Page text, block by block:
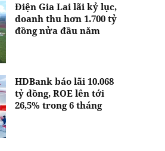
Điện Gia Lai lãi kỷ lục,
doanh thu hơn 1.700 tỷ
đồng nửa đầu năm
HDBank báo lãi 10.068
tỷ đồng, ROE lên tới
26,5% trong 6 tháng